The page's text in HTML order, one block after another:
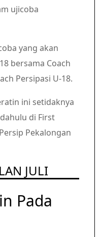
ujicoba
yang akan
bersama Coach
Persipasi U-18.
ini setidaknya
di First
Pekalongan
JULI
Pada